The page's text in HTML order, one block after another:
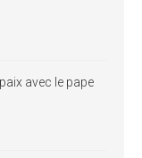
avec le pape